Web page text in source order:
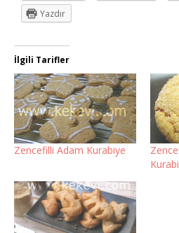
Yazdır
İlgili Tarifler
Zencefilli Adam Kurabiye